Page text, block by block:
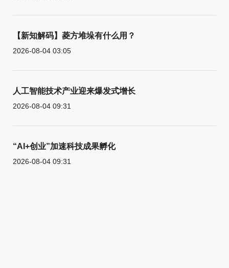
【新知解码】菱方堆垛有什么用？
2026-08-04 03:05
人工智能技术产业迎来爆发式增长
2026-08-04 09:31
“AI+创业”加速科技成果孵化
2026-08-04 09:31